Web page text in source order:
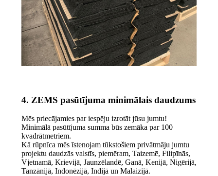
4. ZEMS pasūtījuma minimālais daudzums
Mēs priecājamies par iespēju izrotāt jūsu jumtu!
Minimālā pasūtījuma summa būs zemāka par 100
kvadrātmetriem.
Kā rūpnīca mēs īstenojam tūkstošiem privātmāju jumtu
projektu daudzās valstīs, piemēram, Taizemē, Filipīnās,
Vjetnamā, Krievijā, Jaunzēlandē, Ganā, Kenijā, Nigērijā,
Tanzānijā, Indonēzijā, Indijā un Malaizijā.